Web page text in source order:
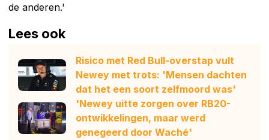
de anderen.'
Lees ook
Risico met Red Bull-overstap vult
Newey met trots: 'Mensen dachten
dat het een soort zelfmoord was'
'Newey uitte zorgen over RB20-
ontwikkelingen, maar werd
genegeerd door Waché'